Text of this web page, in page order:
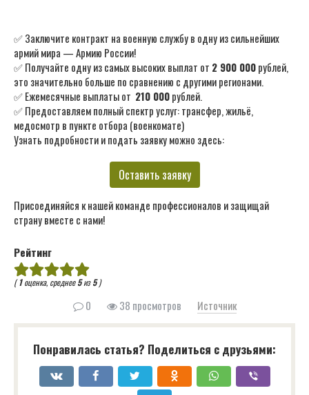
✅ Заключите контракт на военную службу в одну из сильнейших
армий мира — Армию России!
✅ Получайте одну из самых высоких выплат от 2 900 000рублей,
это значительно больше по сравнению с другими регионами.
✅ Ежемесячные выплаты от 210 000рублей.
✅ Предоставляем полный спектр услуг: трансфер, жильё,
медосмотр в пункте отбора (военкомате)
Узнать подробности и подать заявку можно здесь:
Оставить заявку
Присоединяйся к нашей команде профессионалов и защищай
страну вместе с нами!
Рейтинг
(1оценка, среднее5из5)
0 38 просмотров Источник
Понравилась статья? Поделиться с друзьями: